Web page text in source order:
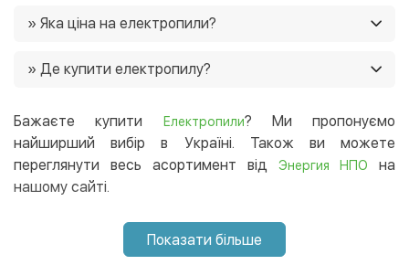
» Яка ціна на електропили?
Ще у нас постійно діють акції, і часто є можливість
» Де купити електропилу?
магазині, і ми доставимо її в будь-який регіон України.
😉
Бажаєте купити Електропили? Ми пропонуємо
найширший вибір в Україні. Також ви можете
переглянути весь асортимент від Энергия НПО
на
нашому сайті.
Показати більше